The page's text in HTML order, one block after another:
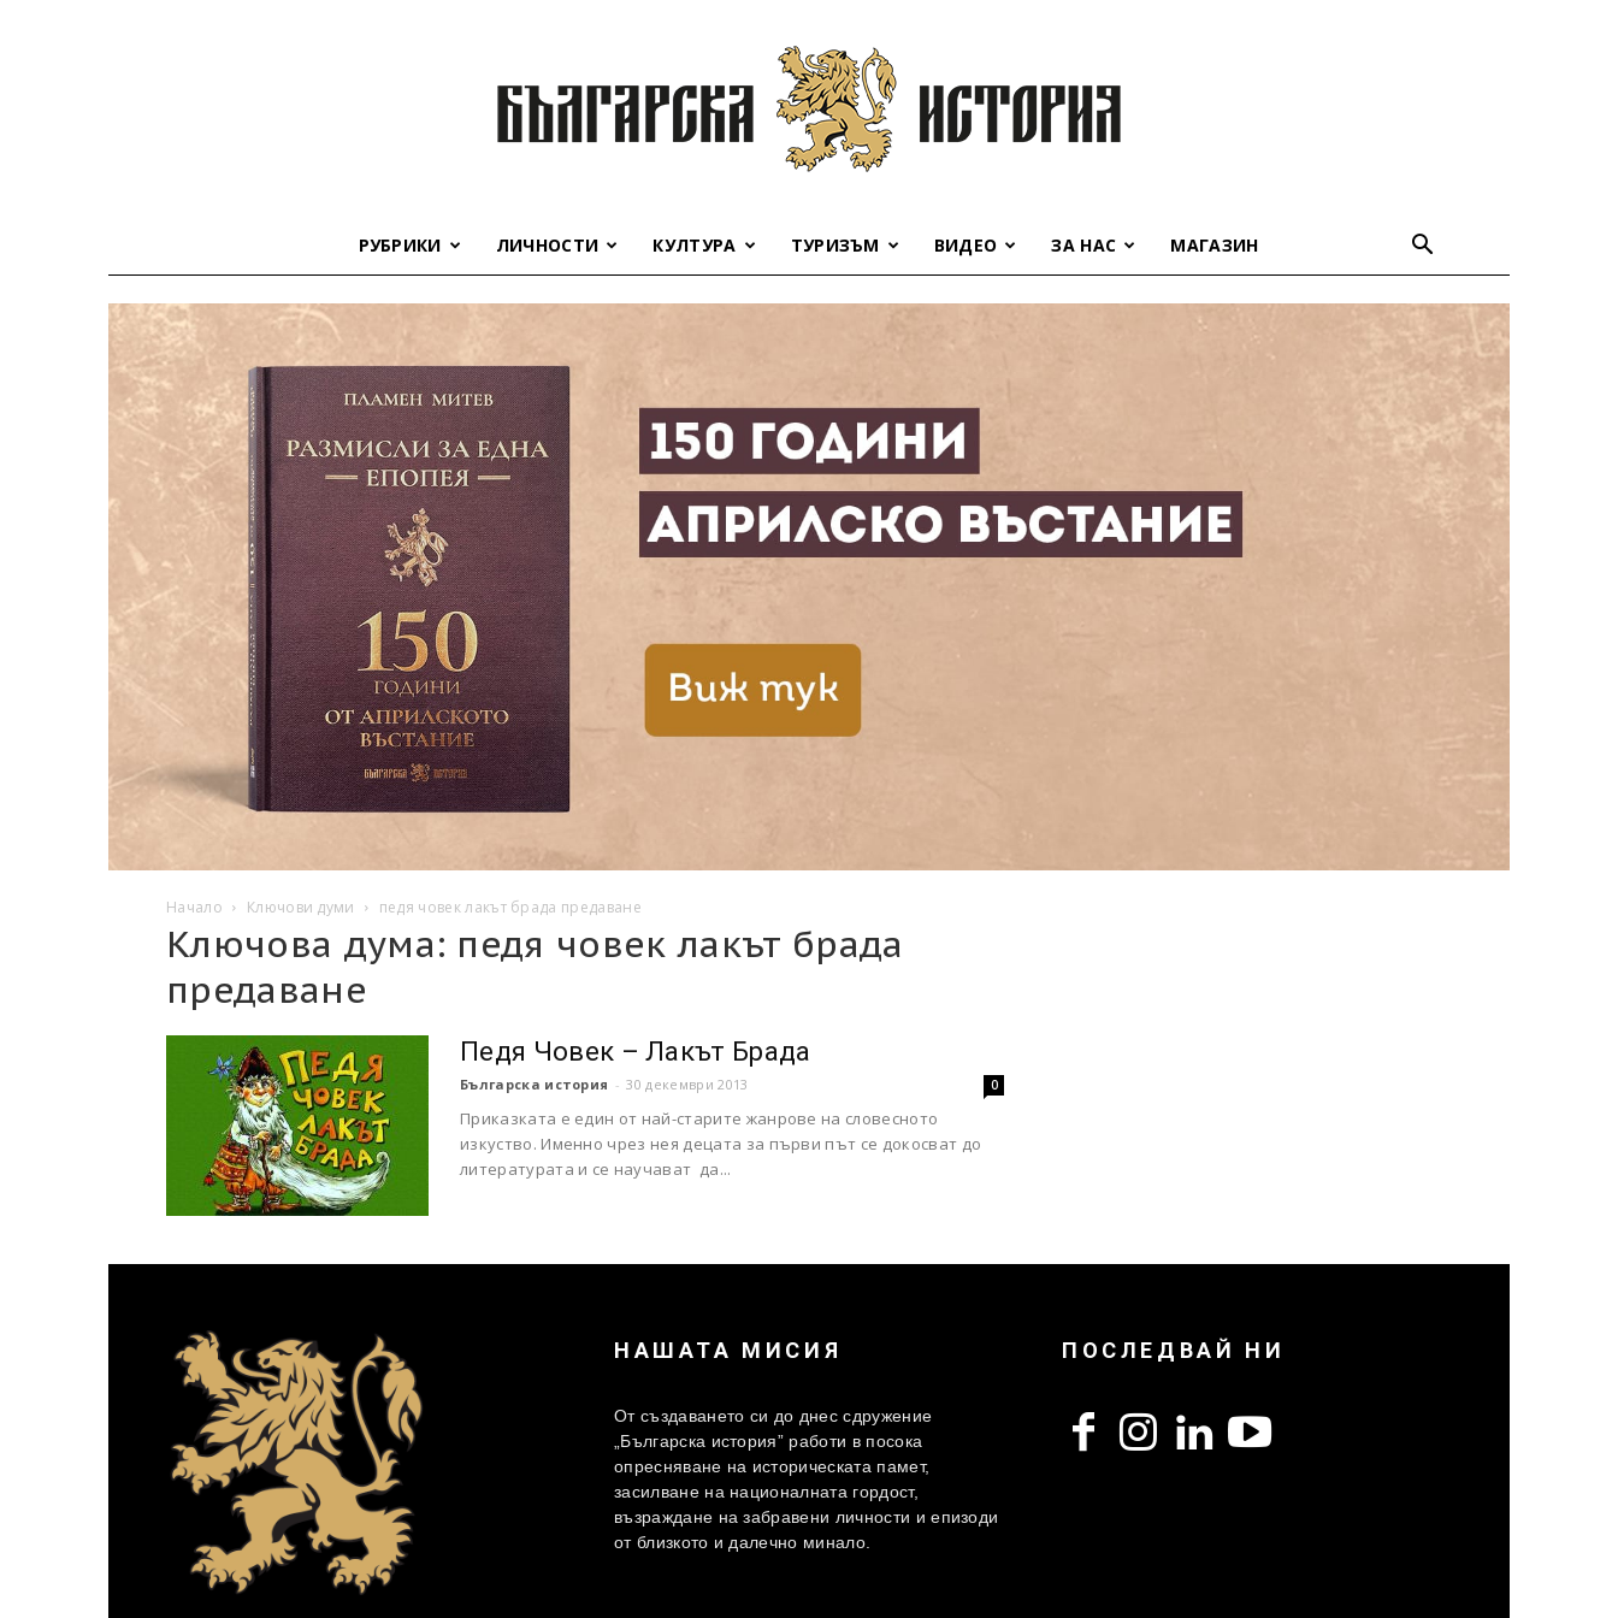
история
РУБРИКИ ЛИЧНОСТИ КУЛТУРА ТУРИЗЪМ ВИДЕО ЗА НАС МАГАЗИН
Начало Ключови думи педя човек лакът брада предаване
Ключова дума: педя човек лакът брада
предаване
Педя Човек – Лакът Брада
Българска история - 30 декември 2013 0
Приказката е един от най-старите жанрове на словесното
изкуство. Именно чрез нея децата за първи път се докосват до
литературата и се научават да...
НАШАТА МИСИЯ
От създаването си до днес сдружение
„Българска история” работи в посока
опресняване на историческата памет,
засилване на националната гордост,
възраждане на забравени личности и епизоди
от близкото и далечно минало.
ПОСЛЕДВАЙ НИ